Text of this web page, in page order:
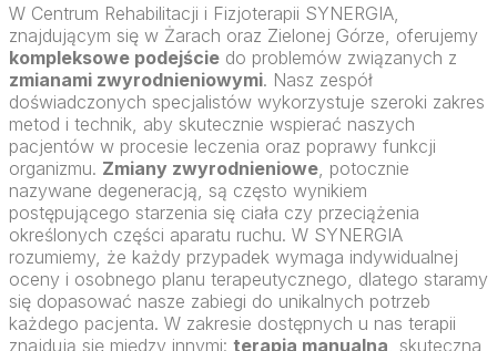
W Centrum Rehabilitacji i Fizjoterapii SYNERGIA,
znajdującym się w Żarach oraz Zielonej Górze, oferujemy
kompleksowe podejście do problemów związanych z
zmianami zwyrodnieniowymi. Nasz zespół
doświadczonych specjalistów wykorzystuje szeroki zakres
metod i technik, aby skutecznie wspierać naszych
pacjentów w procesie leczenia oraz poprawy funkcji
organizmu. Zmiany zwyrodnieniowe , potocznie
nazywane degeneracją, są często wynikiem
postępującego starzenia się ciała czy przeciążenia
określonych części aparatu ruchu. W SYNERGIA
rozumiemy, że każdy przypadek wymaga indywidualnej
oceny i osobnego planu terapeutycznego, dlatego staramy
się dopasować nasze zabiegi do unikalnych potrzeb
każdego pacjenta. W zakresie dostępnych u nas terapii
znajdują się między innymi: terapia manualna , skuteczna